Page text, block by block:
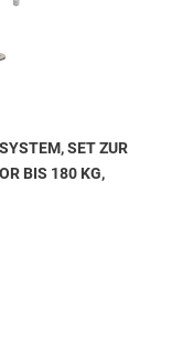
SET ZUR
BIS 180 KG,